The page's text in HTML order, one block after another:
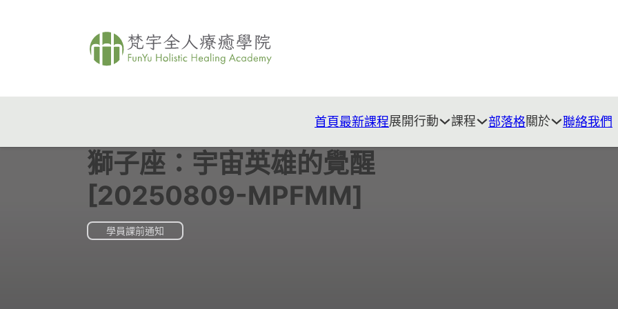
首頁最新課程展開行動 課程 部落格關於 聯絡我們
獅子座：宇宙英雄的覺醒
[20250809-MPFMM]
學員課前通知